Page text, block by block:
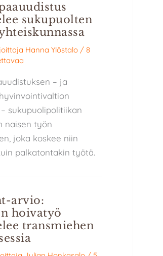
sukupuolten
Hanna Ylöstalo/ 8
– ja
sukupuolipolitiikan
naisen työn
joka koskee niin
palkatontakin työtä.
arvio:
hoivatyö
transmiehen